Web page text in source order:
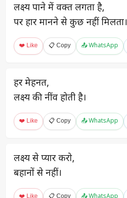
लक्ष्य पाने में वक्त लगता है,
पर हार मानने से कुछ नहीं मिलता।
❤️ Like 📋 Copy 📤 WhatsApp
हर मेहनत,
लक्ष्य की नींव होती है।
❤️ Like 📋 Copy 📤 WhatsApp
लक्ष्य से प्यार करो,
बहानों से नहीं।
❤️ Like 📋 Copy